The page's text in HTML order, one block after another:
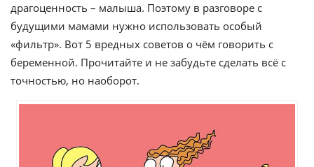
драгоценность – малыша. Поэтому в разговоре с
будущими мамами нужно использовать особый
«фильтр». Вот 5 вредных советов о чём говорить с
беременной. Прочитайте и не забудьте сделать всё с
точностью, но наоборот.